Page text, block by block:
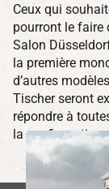
Ceux qui
pourront le faire
Salon
la première
d’autres
Tischer seront
répondre à
la configuration